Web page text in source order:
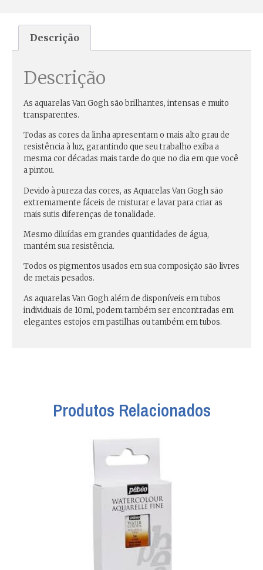
Descrição
Descrição
As aquarelas Van Gogh são brilhantes, intensas e muito
transparentes.
Todas as cores da linha apresentam o mais alto grau de
resistência à luz, garantindo que seu trabalho exiba a
mesma cor décadas mais tarde do que no dia em que você
a pintou.
Devido à pureza das cores, as Aquarelas Van Gogh são
extremamente fáceis de misturar e lavar para criar as
mais sutis diferenças de tonalidade.
Mesmo diluídas em grandes quantidades de água,
mantém sua resistência.
Todos os pigmentos usados em sua composição são livres
de metais pesados.
As aquarelas Van Gogh além de disponíveis em tubos
individuais de 10ml, podem também ser encontradas em
elegantes estojos em pastilhas ou também em tubos.
Produtos Relacionados